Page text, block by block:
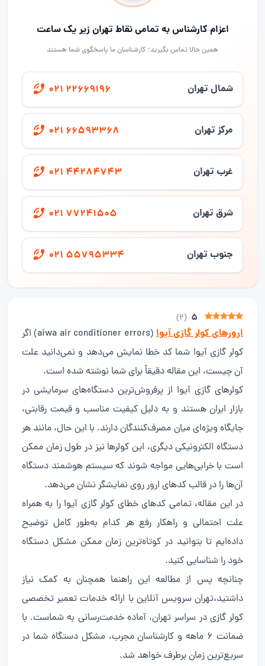
اعزام کارشناس به تمامی نقاط تهران زیر یک ساعت
همین حالا تماس بگیرید؛ کارشناسان ما پاسخگوی شما هستند
شمال تهران 021 22669196
مرکز تهران 021 66593368
غرب تهران 021 44284743
شرق تهران 021 77241505
جنوب تهران 021 55795334
5
(
2
)
ارورهای کولر گازی آیوا
(aiwa air conditioner errors) اگر
کولر گازی آیوا شما کد خطا نمایش می‌دهد و نمی‌دانید علت
آن چیست، این مقاله دقیقاً برای شما نوشته شده است.
کولرهای گازی آیوا از پرفروش‌ترین دستگاه‌های سرمایشی در
بازار ایران هستند و به دلیل کیفیت مناسب و قیمت رقابتی،
جایگاه ویژه‌ای میان مصرف‌کنندگان دارند. با این حال، مانند هر
دستگاه الکترونیکی دیگری، این کولرها نیز در طول زمان ممکن
است با خرابی‌هایی مواجه شوند که سیستم هوشمند دستگاه
آن‌ها را در قالب کدهای ارور روی نمایشگر نشان می‌دهد.
در این مقاله، تمامی کدهای خطای کولر گازی آیوا را به همراه
علت احتمالی و راهکار رفع هر کدام به‌طور کامل توضیح
داده‌ایم تا بتوانید در کوتاه‌ترین زمان ممکن مشکل دستگاه
خود را شناسایی کنید.
چنانچه پس از مطالعه این راهنما همچنان به کمک نیاز
داشتید،تهران سرویس آنلاین با ارائه خدمات تعمیر تخصصی
کولر گازی در سراسر تهران، آماده خدمت‌رسانی به شماست. با
ضمانت ۶ ماهه و کارشناسان مجرب، مشکل دستگاه شما در
سریع‌ترین زمان برطرف خواهد شد.